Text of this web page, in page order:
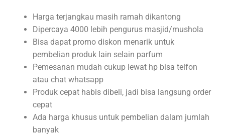
Harga terjangkau masih ramah dikantong
Dipercaya 4000 lebih pengurus masjid/mushola
Bisa dapat promo diskon menarik untuk
pembelian produk lain selain parfum
Pemesanan mudah cukup lewat hp bisa telfon
atau chat whatsapp
Produk cepat habis dibeli, jadi bisa langsung order
cepat
Ada harga khusus untuk pembelian dalam jumlah
banyak